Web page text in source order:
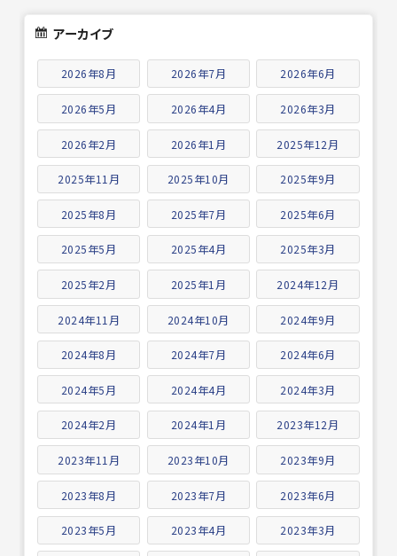
アーカイブ
2026年8月 2026年7月 2026年6月
2026年5月 2026年4月 2026年3月
2026年2月 2026年1月 2025年12月
2025年11月 2025年10月 2025年9月
2025年8月 2025年7月 2025年6月
2025年5月 2025年4月 2025年3月
2025年2月 2025年1月 2024年12月
2024年11月 2024年10月 2024年9月
2024年8月 2024年7月 2024年6月
2024年5月 2024年4月 2024年3月
2024年2月 2024年1月 2023年12月
2023年11月 2023年10月 2023年9月
2023年8月 2023年7月 2023年6月
2023年5月 2023年4月 2023年3月